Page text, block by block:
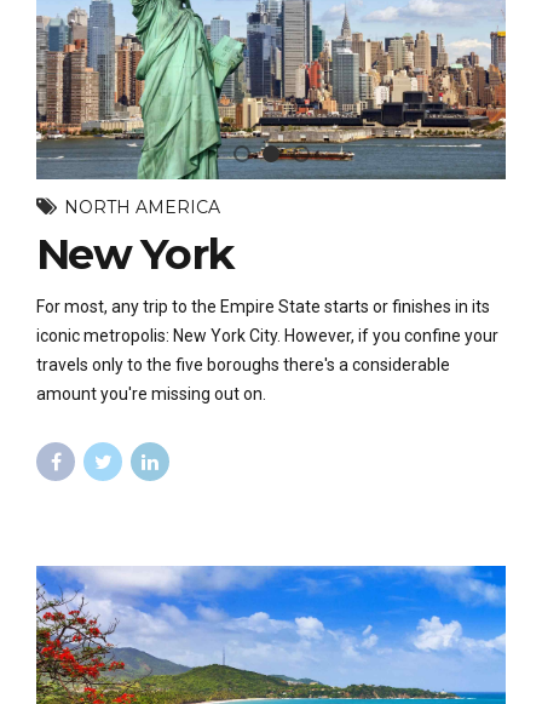
NORTH AMERICA
New York
For most, any trip to the Empire State starts or finishes in its
iconic metropolis: New York City. However, if you confine your
travels only to the five boroughs there's a considerable
amount you're missing out on.